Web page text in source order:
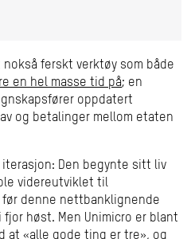
ferskt verktøy som både
en hel masse tid på; en
oppdatert
og betalinger mellom etaten
Den begynte sitt liv
videreutviklet til
denne nettbanklignende
høst. Men Unimicro er blant
at «alle gode ting er tre», og